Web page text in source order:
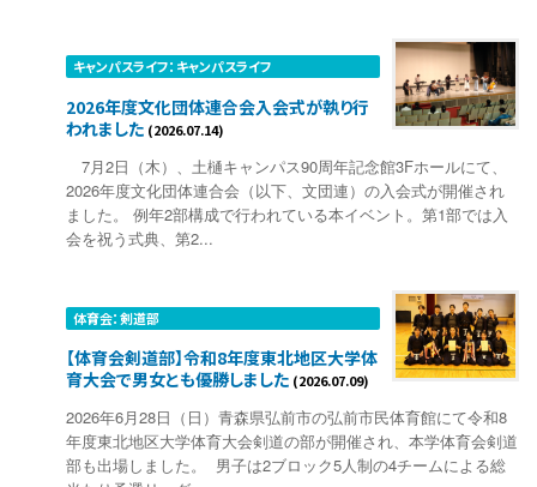
キャンパスライフ：キャンパスライフ
2026年度文化団体連合会入会式が執り行
われました (2026.07.14)
7月2日（木）、土樋キャンパス90周年記念館3Fホールにて、
2026年度文化団体連合会（以下、文団連）の入会式が開催され
ました。 例年2部構成で行われている本イベント。第1部では入
会を祝う式典、第2...
体育会：剣道部
【体育会剣道部】令和8年度東北地区大学体
育大会で男女とも優勝しました (2026.07.09)
2026年6月28日（日）青森県弘前市の弘前市民体育館にて令和8
年度東北地区大学体育大会剣道の部が開催され、本学体育会剣道
部も出場しました。 男子は2ブロック5人制の4チームによる総